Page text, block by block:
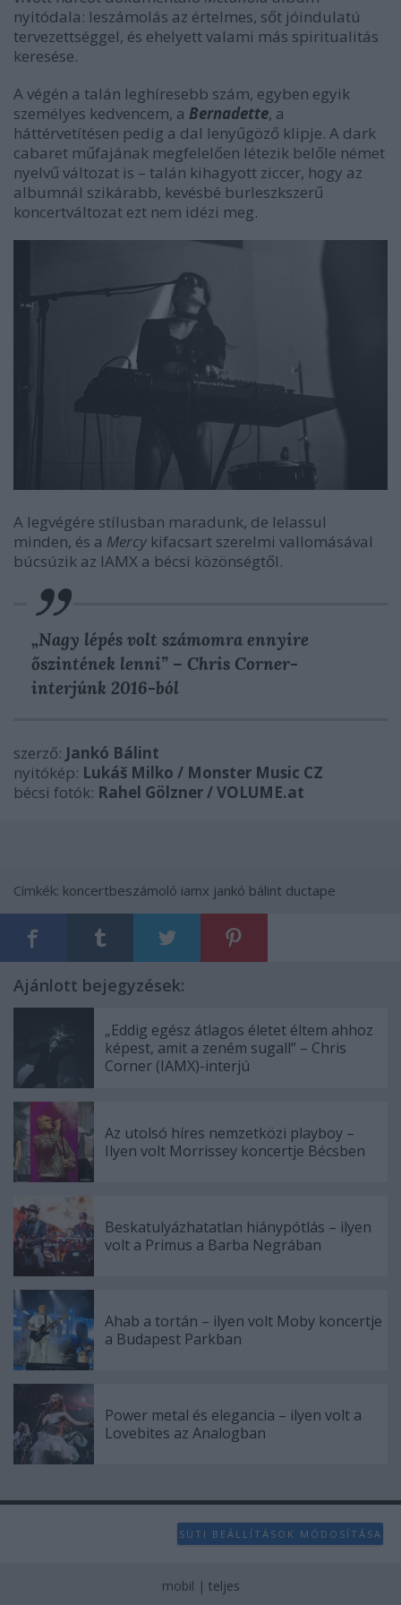
nyitódala: leszámolás az értelmes, sőt jóindulatú
tervezettséggel, és ehelyett valami más spiritualitás
keresése.
A végén a talán leghíresebb szám, egyben egyik
személyes kedvencem, a Bernadette, a
háttérvetítésen pedig a dal lenyűgöző klipje. A dark
cabaret műfajának megfelelően létezik belőle német
nyelvű változat is – talán kihagyott ziccer, hogy az
albumnál szikárabb, kevésbé burleszkszerű
koncertváltozat ezt nem idézi meg.
A legvégére stílusban maradunk, de lelassul
minden, és a Mercy kifacsart szerelmi vallomásával
búcsúzik az IAMX a bécsi közönségtől.
„Nagy lépés volt számomra ennyire
őszintének lenni” – Chris Corner-
interjúnk 2016-ból
szerző: Jankó Bálint
nyitókép: Lukáš Milko / Monster Music CZ
bécsi fotók: Rahel Gölzner / VOLUME.at
Címkék: koncertbeszámoló iamx jankó bálint ductape
Ajánlott bejegyzések:
„Eddig egész átlagos életet éltem ahhoz
képest, amit a zeném sugall” – Chris
Corner (IAMX)-interjú
Az utolsó híres nemzetközi playboy –
Ilyen volt Morrissey koncertje Bécsben
Beskatulyázhatatlan hiánypótlás – ilyen
volt a Primus a Barba Negrában
Ahab a tortán – ilyen volt Moby koncertje
a Budapest Parkban
Power metal és elegancia – ilyen volt a
Lovebites az Analogban
SÜTI BEÁLLÍTÁSOK MÓDOSÍTÁSA
mobil | teljes